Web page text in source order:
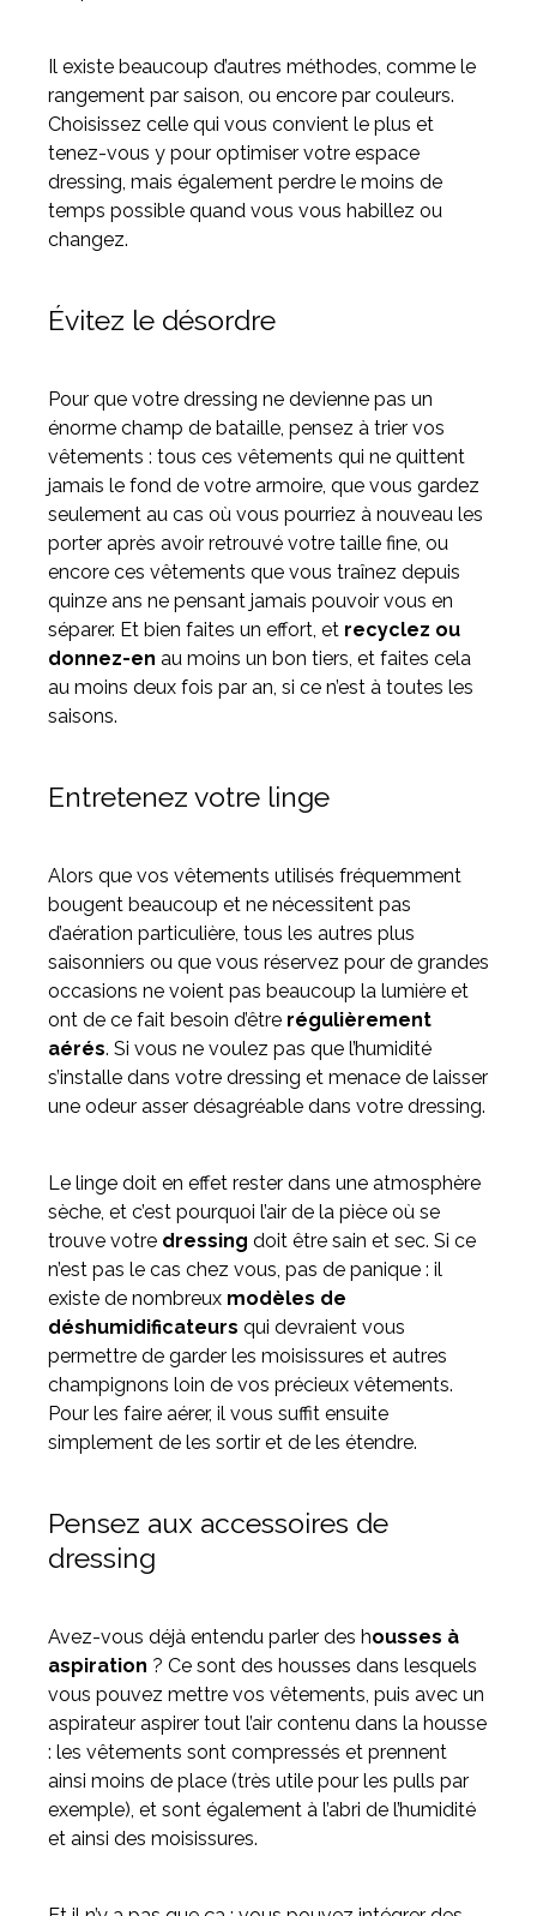
Il existe beaucoup d’autres méthodes, comme le
rangement par saison, ou encore par couleurs.
Choisissez celle qui vous convient le plus et
tenez-vous y pour optimiser votre espace
dressing, mais également perdre le moins de
temps possible quand vous vous habillez ou
changez.
Évitez le désordre
Pour que votre dressing ne devienne pas un
énorme champ de bataille, pensez à trier vos
vêtements : tous ces vêtements qui ne quittent
jamais le fond de votre armoire, que vous gardez
seulement au cas où vous pourriez à nouveau les
porter après avoir retrouvé votre taille fine, ou
encore ces vêtements que vous traînez depuis
quinze ans ne pensant jamais pouvoir vous en
séparer. Et bien faites un effort, et recyclez ou
donnez-en au moins un bon tiers, et faites cela
au moins deux fois par an, si ce n’est à toutes les
saisons.
Entretenez votre linge
Alors que vos vêtements utilisés fréquemment
bougent beaucoup et ne nécessitent pas
d’aération particulière, tous les autres plus
saisonniers ou que vous réservez pour de grandes
occasions ne voient pas beaucoup la lumière et
ont de ce fait besoin d’être régulièrement
aérés. Si vous ne voulez pas que l’humidité
s’installe dans votre dressing et menace de laisser
une odeur asser désagréable dans votre dressing.
Le linge doit en effet rester dans une atmosphère
sèche, et c’est pourquoi l’air de la pièce où se
trouve votre dressing doit être sain et sec. Si ce
n’est pas le cas chez vous, pas de panique : il
existe de nombreux modèles de
déshumidificateurs qui devraient vous
permettre de garder les moisissures et autres
champignons loin de vos précieux vêtements.
Pour les faire aérer, il vous suffit ensuite
simplement de les sortir et de les étendre.
Pensez aux accessoires de
dressing
Avez-vous déjà entendu parler des housses à
aspiration ? Ce sont des housses dans lesquels
vous pouvez mettre vos vêtements, puis avec un
aspirateur aspirer tout l’air contenu dans la housse
: les vêtements sont compressés et prennent
ainsi moins de place (très utile pour les pulls par
exemple), et sont également à l’abri de l’humidité
et ainsi des moisissures.